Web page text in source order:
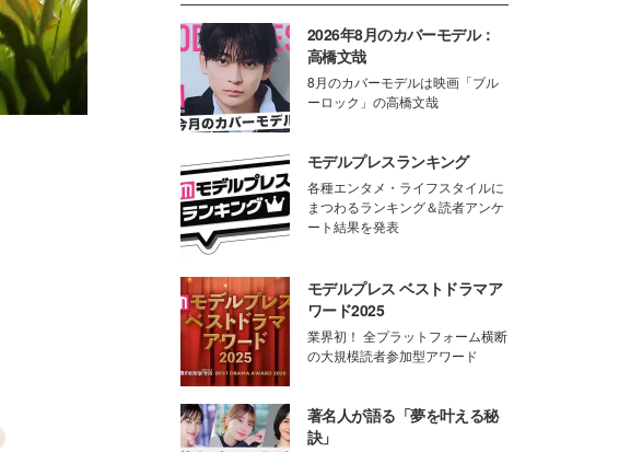
2026年8月のカバーモデル：
高橋文哉
8月のカバーモデルは映画「ブル
ーロック」の高橋文哉
モデルプレスランキング
各種エンタメ・ライフスタイルに
まつわるランキング＆読者アンケ
ート結果を発表
モデルプレス ベストドラマア
ワード2025
業界初！ 全プラットフォーム横断
の大規模読者参加型アワード
著名人が語る「夢を叶える秘
訣」